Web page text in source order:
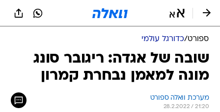
ספורט/כדורגל עולמי
שובה של אגדה: ריגובר סונג
מונה למאמן נבחרת קמרון
מערכת וואלה ספורט
28.2.2022 / 21:20